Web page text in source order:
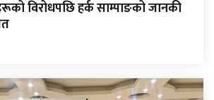
विरोधपछि हर्क साम्पाङको जानकी